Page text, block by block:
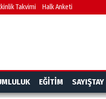
Takvimi Halk Anketi
EĞİTİM SAYIŞTAY